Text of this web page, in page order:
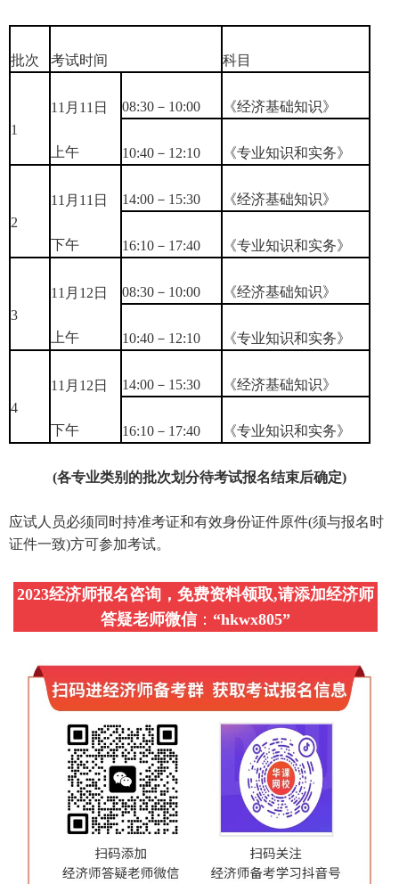
批次 考试时间 科目
1
11月11日
上午
08:30－10:00 《经济基础知识》
10:40－12:10 《专业知识和实务》
2
11月11日
下午
14:00－15:30 《经济基础知识》
16:10－17:40 《专业知识和实务》
3
11月12日
上午
08:30－10:00 《经济基础知识》
10:40－12:10 《专业知识和实务》
4
11月12日
下午
14:00－15:30 《经济基础知识》
16:10－17:40 《专业知识和实务》
(各专业类别的批次划分待考试报名结束后确定)
应试人员必须同时持准考证和有效身份证件原件(须与报名时
证件一致)方可参加考试。
2023经济师报名咨询，免费资料领取,请添加经济师
答疑老师微信： “hkwx805”